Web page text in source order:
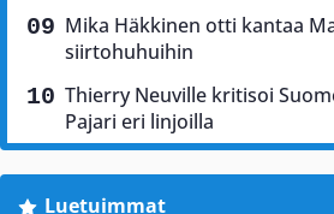
Mika Häkkinen otti kantaa
siirtohuhuihin
Thierry Neuville kritisoi
Pajari eri linjoilla
Luetuimmat